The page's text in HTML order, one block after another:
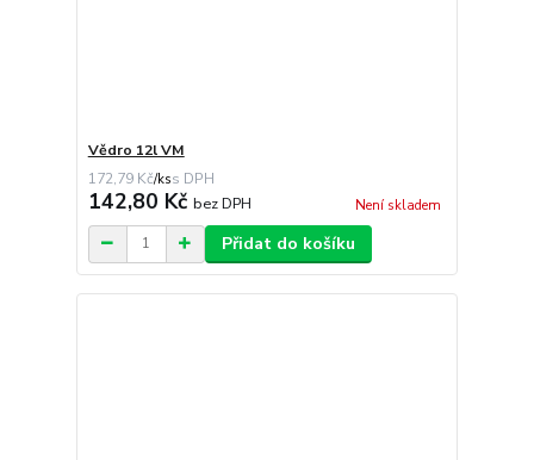
Vědro 12l VM
172,79 Kč/ks
142,80 Kč bez DPH Není skladem
Přidat do košíku